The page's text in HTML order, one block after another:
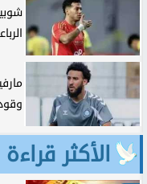
الأكثر قراءة